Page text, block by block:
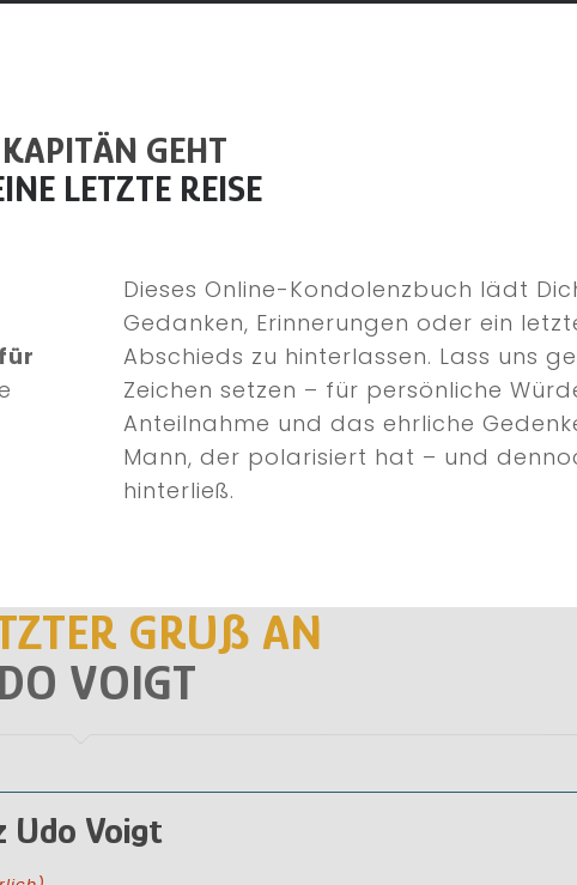
GEHT
LETZTE REISE
Dieses Online-Kondolenzbuch lädt
Gedanken, Erinnerungen oder ein
Abschieds zu hinterlassen. Lass uns
Zeichen setzen – für persönliche
Anteilnahme und das ehrliche
Mann, der polarisiert hat – und
hinterließ.
GRUß AN
VOIGT
Udo Voigt